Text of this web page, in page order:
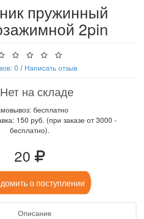
пружинный
2pin
0 / Написать отзыв
Нет на складе
бесплатно
150 руб. (при заказе от 3000 -
бесплатно).
20
о поступлении
Описание